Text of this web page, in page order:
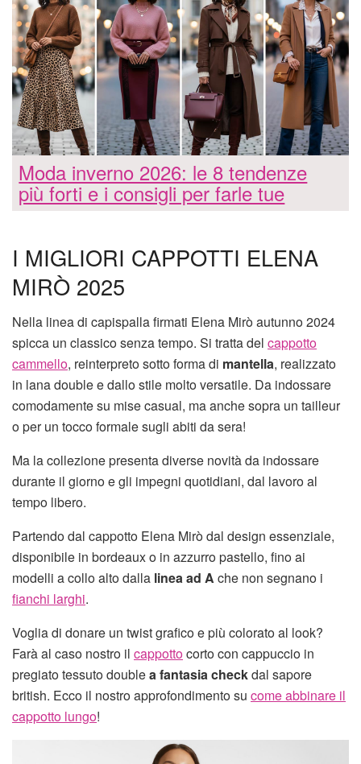
Moda inverno 2026: le 8 tendenze
più forti e i consigli per farle tue
I MIGLIORI CAPPOTTI ELENA
MIRÒ 2025
Nella linea di capispalla firmati Elena Mirò autunno 2024
spicca un classico senza tempo. Si tratta del cappotto
cammello, reinterpreto sotto forma di mantella, realizzato
in lana double e dallo stile molto versatile. Da indossare
comodamente su mise casual, ma anche sopra un tailleur
o per un tocco formale sugli abiti da sera!
Ma la collezione presenta diverse novità da indossare
durante il giorno e gli impegni quotidiani, dal lavoro al
tempo libero.
Partendo dal cappotto Elena Mirò dal design essenziale,
disponibile in bordeaux o in azzurro pastello, fino ai
modelli a collo alto dalla lineaad A che non segnano i
fianchi larghi.
Voglia di donare un twist grafico e più colorato al look?
Farà al caso nostro il cappottocorto con cappuccio in
pregiato tessuto doublea fantasia checkdal sapore
british. Ecco il nostro approfondimento su come abbinare il
cappotto lungo!